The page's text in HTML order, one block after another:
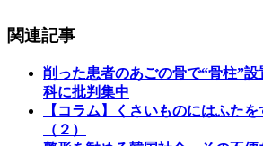
関連記事
削った患者のあごの骨で“骨柱”
科に批判集中
【コラム】くさいものにはふた
（２）